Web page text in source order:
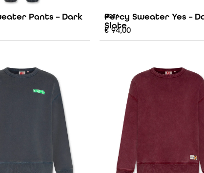
Pants – Dark
AO76
Percy Sweater Yes –
Slate
€94,00